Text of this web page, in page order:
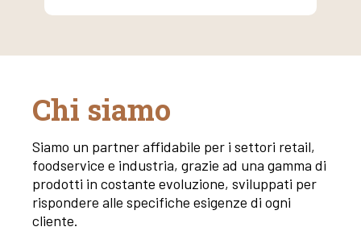
Chi siamo
Siamo un partner affidabile per i settori retail,
foodservice e industria, grazie ad una gamma di
prodotti in costante evoluzione, sviluppati per
rispondere alle specifiche esigenze di ogni
cliente.